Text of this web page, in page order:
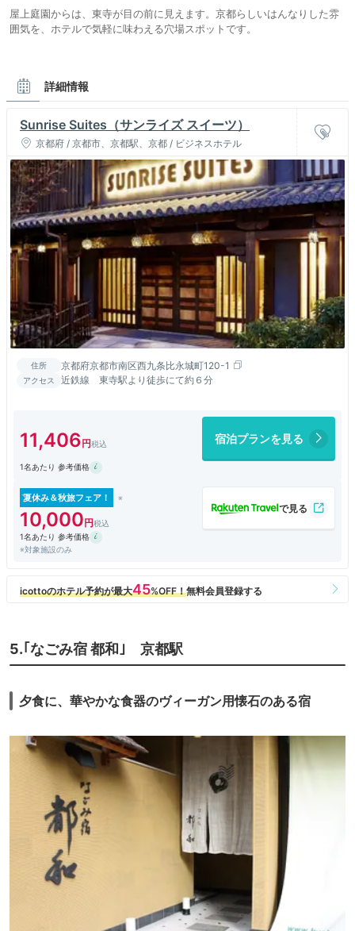
屋上庭園からは、東寺が目の前に見えます。京都らしいはんなりした雰
囲気を、ホテルで気軽に味わえる穴場スポットです。
詳細情報
Sunrise Suites（サンライズ スイーツ）
京都府 / 京都市、京都駅、京都 / ビジネスホテル
住所 京都府京都市南区西九条比永城町120-1
アクセス 近鉄線 東寺駅より徒歩にて約６分
11,406 宿泊プランを見る
1名あたり 参考価格
夏休み＆秋旅フェア！
10,000
1名あたり 参考価格
※対象施設のみ
5.｢なごみ宿 都和｣ 京都駅
夕食に、華やかな食器のヴィーガン用懐石のある宿